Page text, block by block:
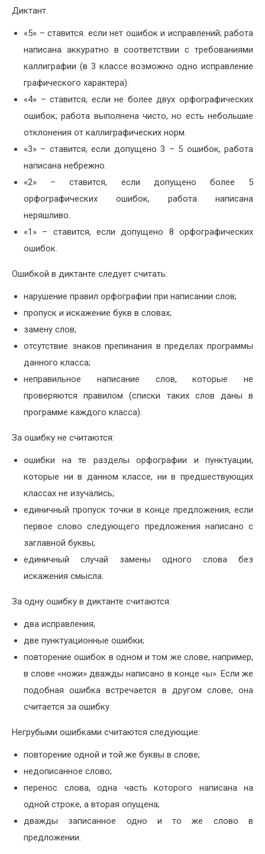
Диктант.
«5» – ставится. если нет ошибок и исправлений; работа
написана аккуратно в соответствии с требованиями
каллиграфии (в 3 классе возможно одно исправление
графического характера).
«4» – ставится, если не более двух орфографических
ошибок; работа выполнена чисто, но есть небольшие
отклонения от каллиграфических норм.
«3» – ставится, если допущено 3 – 5 ошибок, работа
написана небрежно.
«2» – ставится, если допущено более 5
орфографических ошибок, работа написана
неряшливо.
«1» – ставится, если допущено 8 орфографических
ошибок.
Ошибкой в диктанте следует считать:
нарушение правил орфографии при написании слов;
пропуск и искажение букв в словах;
замену слов;
отсутствие знаков препинания в пределах программы
данного класса;
неправильное написание слов, которые не
проверяются правилом (списки таких слов даны в
программе каждого класса).
За ошибку не считаются:
ошибки на те разделы орфографии и пунктуации,
которые ни в данном классе, ни в предшествующих
классах не изучались;
единичный пропуск точки в конце предложения, если
первое слово следующего предложения написано с
заглавной буквы;
единичный случай замены одного слова без
искажения смысла.
За одну ошибку в диктанте считаются:
два исправления;
две пунктуационные ошибки;
повторение ошибок в одном и том же слове, например,
в слове «ножи» дважды написано в конце «ы». Если же
подобная ошибка встречается в другом слове, она
считается за ошибку.
Негрубыми ошибками считаются следующие:
повторение одной и той же буквы в слове;
недописанное слово;
перенос слова, одна часть которого написана на
одной строке, а вторая опущена;
дважды записанное одно и то же слово в
предложении.